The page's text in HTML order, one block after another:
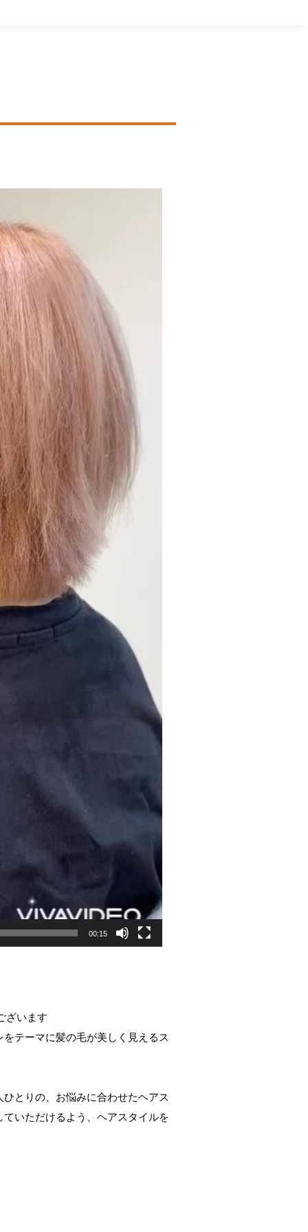
00:15
ざいます
テーマに髪の毛が美しく見えるス
とりの、お悩みに合わせたヘアス
いただけるよう、ヘアスタイルを